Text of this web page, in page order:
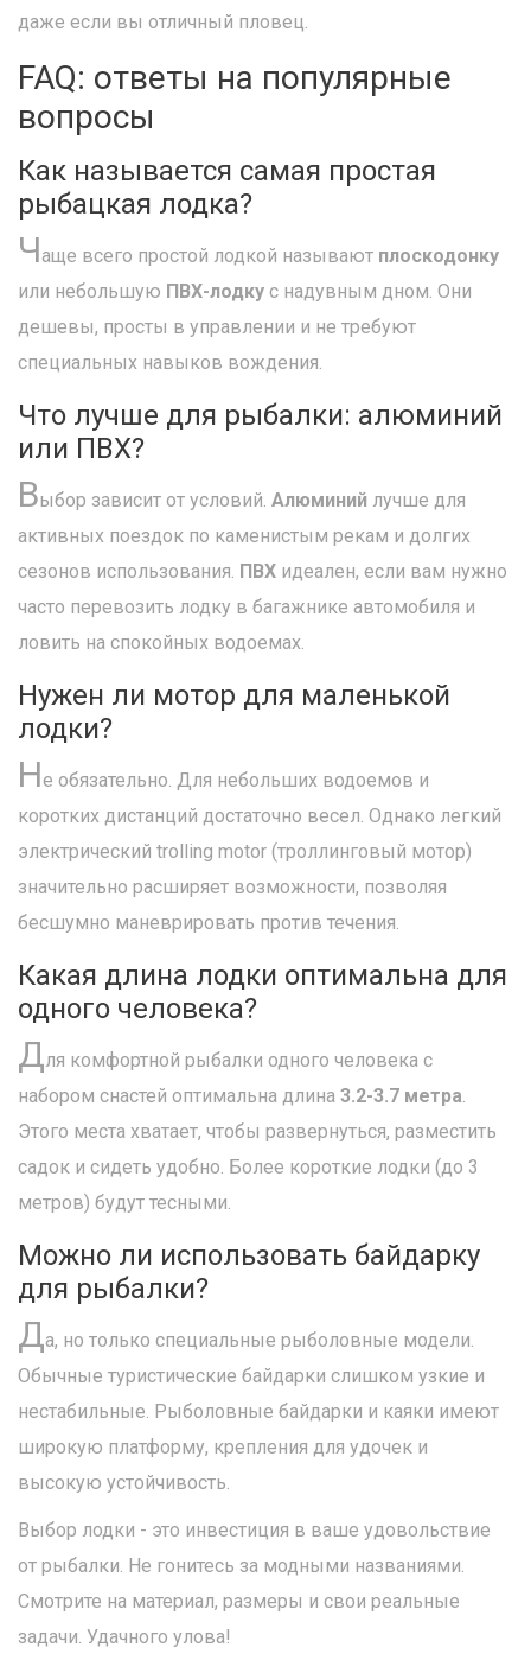
даже если вы отличный пловец.
FAQ: ответы на популярные
вопросы
Как называется самая простая
рыбацкая лодка?
Чаще всего простой лодкой называют плоскодонку
или небольшую ПВХ-лодку с надувным дном. Они
дешевы, просты в управлении и не требуют
специальных навыков вождения.
Что лучше для рыбалки: алюминий
или ПВХ?
Выбор зависит от условий. Алюминий лучше для
активных поездок по каменистым рекам и долгих
сезонов использования. ПВХ идеален, если вам нужно
часто перевозить лодку в багажнике автомобиля и
ловить на спокойных водоемах.
Нужен ли мотор для маленькой
лодки?
Не обязательно. Для небольших водоемов и
коротких дистанций достаточно весел. Однако легкий
электрический trolling motor (троллинговый мотор)
значительно расширяет возможности, позволяя
бесшумно маневрировать против течения.
Какая длина лодки оптимальна для
одного человека?
Для комфортной рыбалки одного человека с
набором снастей оптимальна длина 3.2-3.7 метра.
Этого места хватает, чтобы развернуться, разместить
садок и сидеть удобно. Более короткие лодки (до 3
метров) будут тесными.
Можно ли использовать байдарку
для рыбалки?
Да, но только специальные рыболовные модели.
Обычные туристические байдарки слишком узкие и
нестабильные. Рыболовные байдарки и каяки имеют
широкую платформу, крепления для удочек и
высокую устойчивость.
Выбор лодки - это инвестиция в ваше удовольствие
от рыбалки. Не гонитесь за модными названиями.
Смотрите на материал, размеры и свои реальные
задачи. Удачного улова!